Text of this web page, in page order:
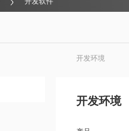
开发环境
开发环境